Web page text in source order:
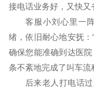
接电话业务好，又快又
客服小刘心里一
绪，依旧耐心地安抚
确保您能准确到达医
条不紊地完成了叫车流
后来老人打电话